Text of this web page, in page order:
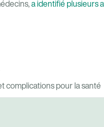
a identifié plusieurs
complications pour la santé